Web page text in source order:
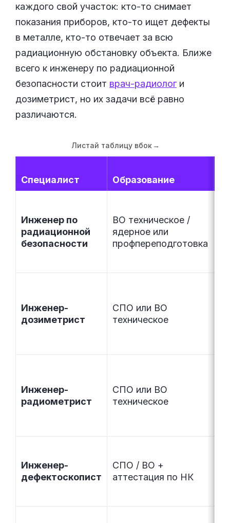
каждого свой участок: кто-то снимает
показания приборов, кто-то ищет дефекты
в металле, кто-то отвечает за всю
радиационную обстановку объекта. Ближе
всего к инженеру по радиационной
безопасности стоит врач-радиологи
дозиметрист, но их задачи всё равно
различаются.
Листай таблицу вбок →
Специалист Образование
Инженер по
радиационной
безопасности
ВО техническое /
ядерное или
профпереподготовка
Инженер-
дозиметрист
СПО или ВО
техническое
Инженер-
радиометрист
СПО или ВО
техническое
Инженер-
дефектоскопист
СПО / ВО +
аттестация по НК